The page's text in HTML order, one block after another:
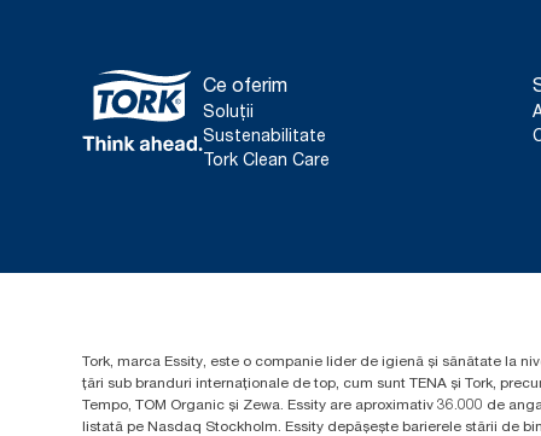
Ce oferim
Soluții
Sustenabilitate
Tork Clean Care
Tork, marca Essity, este o companie lider de igienă și sănătate la
țări sub branduri internaționale de top, cum sunt TENA și Tork,
Tempo, TOM Organic și Zewa. Essity are aproximativ 36.000 de
listată pe Nasdaq Stockholm. Essity depășește barierele stării de